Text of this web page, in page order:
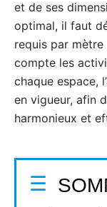
et de ses
optimal, il faut
requis par
compte les
chaque espace,
en vigueur, afin
harmonieux et